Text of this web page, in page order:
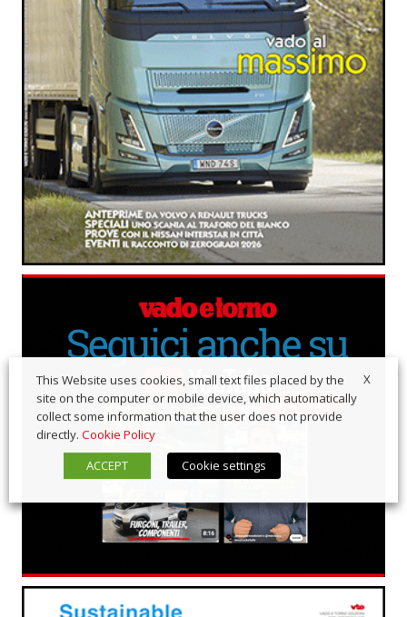
X
This Website uses cookies, small text files placed by the
site on the computer or mobile device, which automatically
collect some information that the user does not provide
directly. Cookie Policy
ACCEPT
Cookie settings